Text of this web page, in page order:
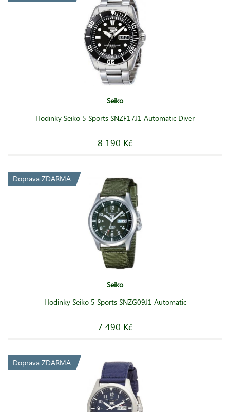
Seiko
Hodinky Seiko 5 Sports SNZF17J1 Automatic Diver
8 190 Kč
Doprava ZDARMA
Seiko
Hodinky Seiko 5 Sports SNZG09J1 Automatic
7 490 Kč
Doprava ZDARMA